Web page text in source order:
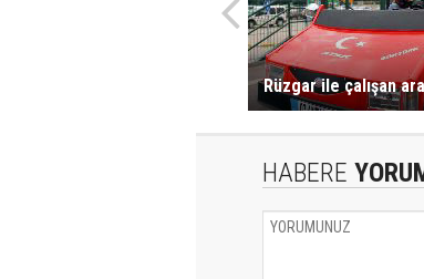
Rüzgar ile çalışan
HABERE